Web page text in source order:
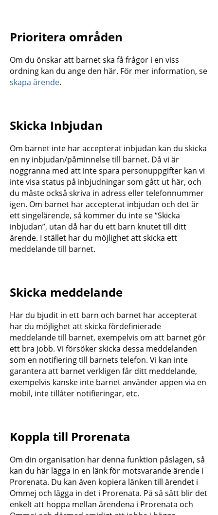
Prioritera områden
Om du önskar att barnet ska få frågor i en viss
ordning kan du ange den här. För mer information, se
skapa ärende.
Skicka Inbjudan
Om barnet inte har accepterat inbjudan kan du skicka
en ny inbjudan/påminnelse till barnet. Då vi är
noggranna med att inte spara personuppgifter kan vi
inte visa status på inbjudningar som gått ut här, och
du måste också skriva in adress eller telefonnummer
igen. Om barnet har accepterat inbjudan och det är
ett singelärende, så kommer du inte se “Skicka
inbjudan”, utan då har du ett barn knutet till ditt
ärende. I stället har du möjlighet att skicka ett
meddelande till barnet.
Skicka meddelande
Har du bjudit in ett barn och barnet har accepterat
har du möjlighet att skicka fördefinierade
meddelande till barnet, exempelvis om att barnet gör
ett bra jobb. Vi försöker skicka dessa meddelanden
som en notifiering till barnets telefon. Vi kan inte
garantera att barnet verkligen får ditt meddelande,
exempelvis kanske inte barnet använder appen via en
mobil, inte tillåter notifieringar, etc.
Koppla till Prorenata
Om din organisation har denna funktion påslagen, så
kan du här lägga in en länk för motsvarande ärende i
Prorenata. Du kan även kopiera länken till ärendet i
Ommej och lägga in det i Prorenata. På så sätt blir det
enkelt att hoppa mellan ärendena i Prorenata och